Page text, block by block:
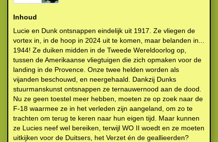
Inhoud
Lucie en Dunk ontsnappen eindelijk uit 1917. Ze vliegen de
vortex in, in de hoop in 2024 uit te komen, maar belanden in...
1944! Ze duiken midden in de Tweede Wereldoorlog op,
tussen de Amerikaanse vliegtuigen die zich opmaken voor de
landing in de Provence. Onze twee helden worden als
vijanden beschouwd, en neergehaald. Dankzij Dunks
stuurmanskunst ontsnappen ze ternauwernood aan de dood.
Nu ze geen toestel meer hebben, moeten ze op zoek naar de
F-18 waarmee ze in het verleden zijn aangeland, om zo te
trachten om terug te keren naar hun eigen tijd. Maar kunnen
ze Lucies neef wel bereiken, terwijl WO II woedt en ze moeten
uitkijken voor de Duitsers, het Verzet én de geallieerden?